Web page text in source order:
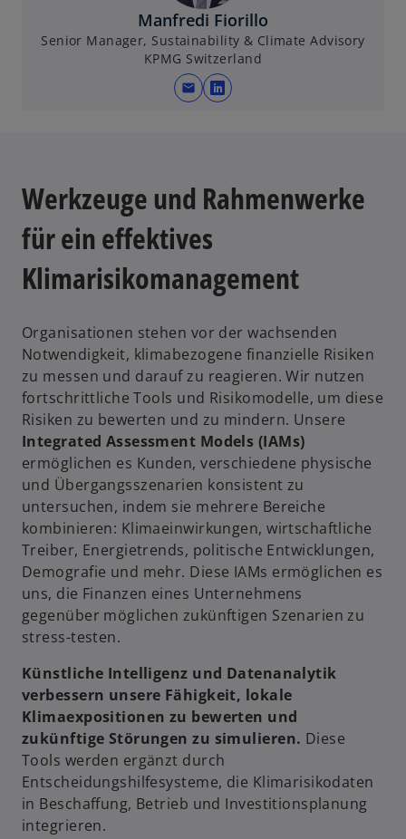
n
e
n
n
R
i
s
e
r
k
a
r
t
e
g
e
ö
f
f
n
e
Manfredi Fiorillo
Senior Manager, Sustainability & Climate Advisory
KPMG Switzerland
mail
w
n
n
e
n
e
u
e
n
R
e
g
i
s
t
e
r
k
r
t
e
g
e
ö
f
f
Werkzeuge und Rahmenwerke
für ein effektives
Klimarisikomanagement
Organisationen stehen vor der wachsenden
Notwendigkeit, klimabezogene finanzielle Risiken
zu messen und darauf zu reagieren. Wir nutzen
fortschrittliche Tools und Risikomodelle, um diese
Risiken zu bewerten und zu mindern. Unsere
Integrated Assessment Models (IAMs)
ermöglichen es Kunden, verschiedene physische
und Übergangsszenarien konsistent zu
untersuchen, indem sie mehrere Bereiche
kombinieren: Klimaeinwirkungen, wirtschaftliche
Treiber, Energietrends, politische Entwicklungen,
Demografie und mehr. Diese IAMs ermöglichen es
uns, die Finanzen eines Unternehmens
gegenüber möglichen zukünftigen Szenarien zu
stress-testen.
Künstliche Intelligenz und Datenanalytik
verbessern unsere Fähigkeit, lokale
Klimaexpositionen zu bewerten und
zukünftige Störungen zu simulieren. Diese
Tools werden ergänzt durch
Entscheidungshilfesysteme, die Klimarisikodaten
in Beschaffung, Betrieb und Investitionsplanung
integrieren.